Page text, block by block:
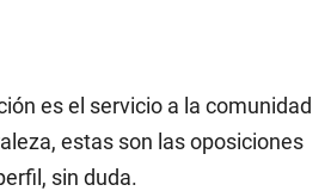
es el servicio a la comunidad
estas son las oposiciones
sin duda.